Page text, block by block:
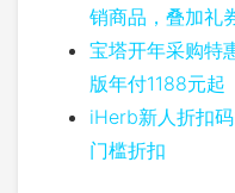
销商品，叠加礼
宝塔开年采购特
版年付1188元起
iHerb新人折扣
门槛折扣